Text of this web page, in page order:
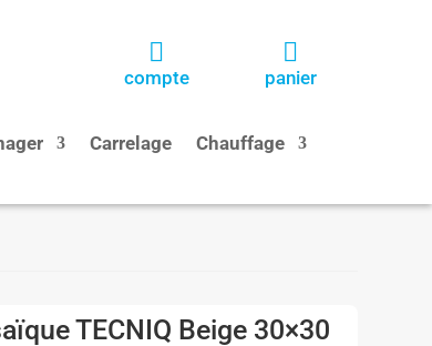

compte

panier
Carrelage
Chauffage
TECNIQ Beige 30×30